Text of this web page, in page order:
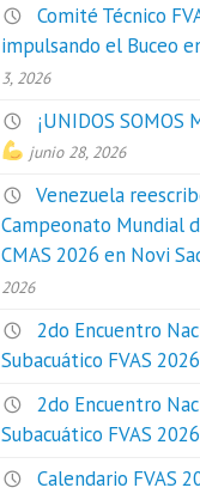
Comité Técnico
impulsando el Buceo
3, 2026
¡UNIDOS SOMOS
junio 28, 2026
Venezuela
Campeonato Mundial
CMAS 2026 en Novi
2026
2do Encuentro
Subacuático FVAS 2026
2do Encuentro
Subacuático FVAS 2026
Calendario FVAS